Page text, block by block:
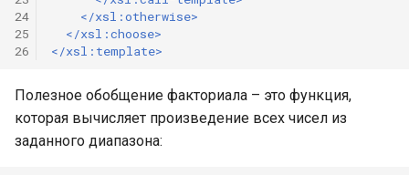
24
25
26
</xsl:otherwise>
</xsl:choose>
</xsl:template>
Полезное обобщение факториала – это функция,
которая вычисляет произведение всех чисел из
заданного диапазона: